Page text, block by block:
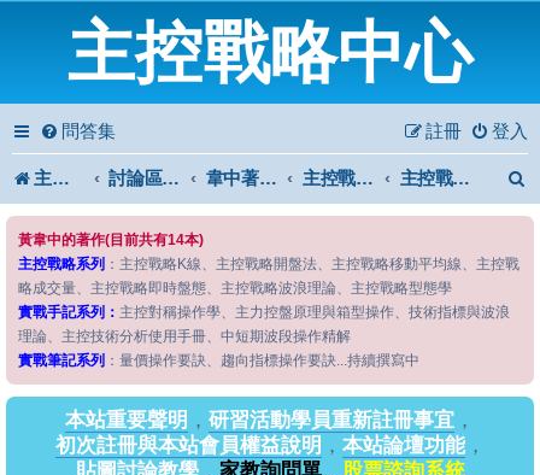
主控戰略中心
問答集 登入
註冊
主控戰略中心 討論區首頁 韋中著作問答區 主控戰略系列 主控戰略型態學
黃韋中的著作(目前共有14本)
主控戰略系列 ：主控戰略K線、主控戰略開盤法、主控戰略移動平均線、主控戰
略成交量、主控戰略即時盤態、主控戰略波浪理論、主控戰略型態學
實戰手記系列： 主控對稱操作學、主力控盤原理與箱型操作、技術指標與波浪
理論、主控技術分析使用手冊、中短期波段操作精解
實戰筆記系列 ：量價操作要訣、趨向指標操作要訣...持續撰寫中
本站重要聲明 ， 研習活動學員重新註冊事宜 ，
初次註冊與本站會員權益說明 ， 本站論壇功能，